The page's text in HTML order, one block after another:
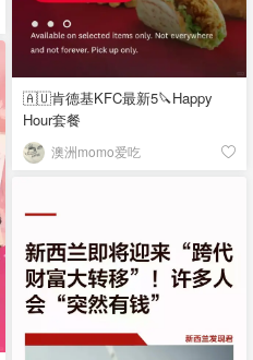
🇦🇺肯德基KFC最新5🔪Happy
Hour套餐
澳洲momo爱吃